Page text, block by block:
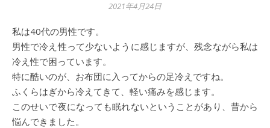
2021年4月24日
私は40代の男性です。
男性で冷え性って少ないように感じますが、残念ながら私は
冷え性で困っています。
特に酷いのが、お布団に入ってからの足冷えですね。
ふくらはぎから冷えてきて、軽い痛みを感じます。
このせいで夜になっても眠れないということがあり、昔から
悩んできました。